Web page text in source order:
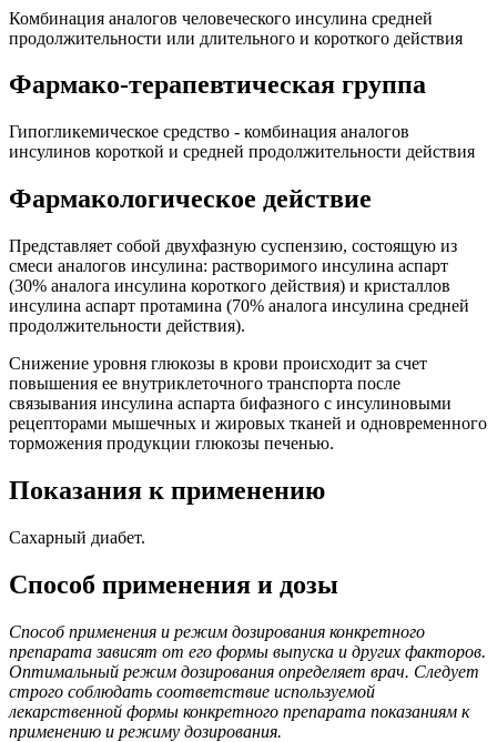
Комбинация аналогов человеческого инсулина средней
продолжительности или длительного и короткого действия
Фармако-терапевтическая группа
Гипогликемическое средство - комбинация аналогов
инсулинов короткой и средней продолжительности действия
Фармакологическое действие
Представляет собой двухфазную суспензию, состоящую из
смеси аналогов инсулина: растворимого инсулина аспарт
(30% аналога инсулина короткого действия) и кристаллов
инсулина аспарт протамина (70% аналога инсулина средней
продолжительности действия).
Снижение уровня глюкозы в крови происходит за счет
повышения ее внутриклеточного транспорта после
связывания инсулина аспарта бифазного с инсулиновыми
рецепторами мышечных и жировых тканей и одновременного
торможения продукции глюкозы печенью.
Показания к применению
Сахарный диабет.
Способ применения и дозы
Способ применения и режим дозирования конкретного
препарата зависят от его формы выпуска и других факторов.
Оптимальный режим дозирования определяет врач. Следует
строго соблюдать соответствие используемой
лекарственной формы конкретного препарата показаниям к
применению и режиму дозирования.